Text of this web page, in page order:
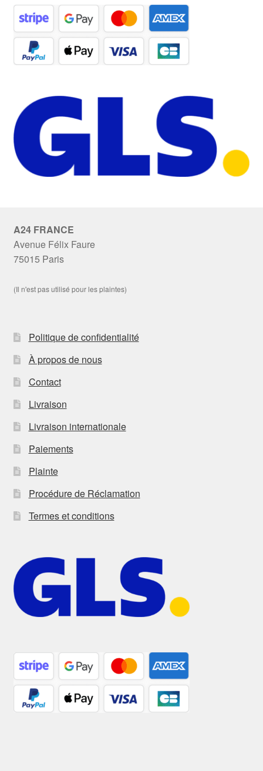
A24 FRANCE
Avenue Félix Faure
75015 Paris
(Il n'est pas utilisé pour les plaintes)
Politique de confidentialité
À propos de nous
Contact
Livraison
Livraison internationale
Paiements
Plainte
Procédure de Réclamation
Termes et conditions